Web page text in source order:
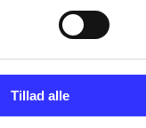
Tillad alle